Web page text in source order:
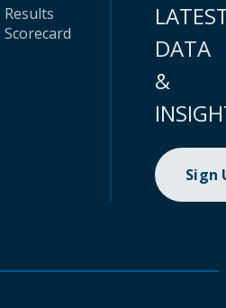
Results
Scorecard
DATA
&
Sign